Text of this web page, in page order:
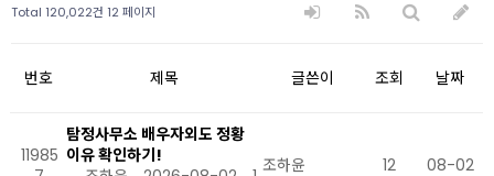
Total 120,022건 12 페이지
번호 제목 글쓴이 조회 날짜
11985
탐정사무소 배우자외도 정황
이유 확인하기!
조하윤 12 08-02